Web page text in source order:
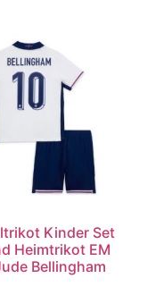
Kinder Set
Heimtrikot EM
Bellingham